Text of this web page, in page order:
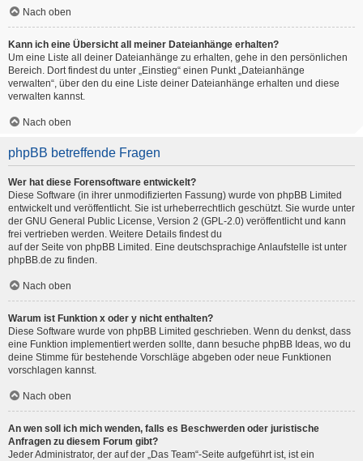
Nach oben
Kann ich eine Übersicht all meiner Dateianhänge erhalten?
Um eine Liste all deiner Dateianhänge zu erhalten, gehe in den persönlichen
Bereich. Dort findest du unter „Einstieg“ einen Punkt „Dateianhänge
verwalten“, über den du eine Liste deiner Dateianhänge erhalten und diese
verwalten kannst.
Nach oben
phpBB betreffende Fragen
Wer hat diese Forensoftware entwickelt?
Diese Software (in ihrer unmodifizierten Fassung) wurde von phpBB Limited
entwickelt und veröffentlicht. Sie ist urheberrechtlich geschützt. Sie wurde unter
der GNU General Public License, Version 2 (GPL-2.0) veröffentlicht und kann
frei vertrieben werden. Weitere Details findest du
auf der Seite von phpBB Limited . Eine deutschsprachige Anlaufstelle ist unter
phpBB.de zu finden.
Nach oben
Warum ist Funktion x oder y nicht enthalten?
Diese Software wurde von phpBB Limited geschrieben. Wenn du denkst, dass
eine Funktion implementiert werden sollte, dann besuche phpBB Ideas, wo du
deine Stimme für bestehende Vorschläge abgeben oder neue Funktionen
vorschlagen kannst.
Nach oben
An wen soll ich mich wenden, falls es Beschwerden oder juristische
Anfragen zu diesem Forum gibt?
Jeder Administrator, der auf der „Das Team“-Seite aufgeführt ist, ist ein